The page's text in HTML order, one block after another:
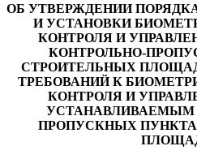
ОБ УТВЕРЖДЕНИИ
И УСТАНОВКИ
КОНТРОЛЯ И
КОНТРОЛЬНО-
СТРОИТЕЛЬНЫХ
ТРЕБОВАНИЙ К
КОНТРОЛЯ И
УСТАНАВЛИВАЕМЫМ
ПРОПУСКНЫХ